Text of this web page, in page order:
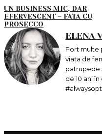
UN BUSINESS MIC, DAR
EFERVESCENT – FATA CU
PROSECCO
ELENA
Port multe
viața de
patrupede
de 10 ani